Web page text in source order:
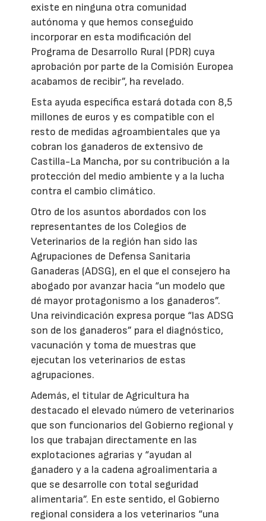
existe en ninguna otra comunidad
autónoma y que hemos conseguido
incorporar en esta modificación del
Programa de Desarrollo Rural (PDR) cuya
aprobación por parte de la Comisión Europea
acabamos de recibir”, ha revelado.
Esta ayuda específica estará dotada con 8,5
millones de euros y es compatible con el
resto de medidas agroambientales que ya
cobran los ganaderos de extensivo de
Castilla-La Mancha, por su contribución a la
protección del medio ambiente y a la lucha
contra el cambio climático.
Otro de los asuntos abordados con los
representantes de los Colegios de
Veterinarios de la región han sido las
Agrupaciones de Defensa Sanitaria
Ganaderas (ADSG), en el que el consejero ha
abogado por avanzar hacia “un modelo que
dé mayor protagonismo a los ganaderos”.
Una reivindicación expresa porque “las ADSG
son de los ganaderos” para el diagnóstico,
vacunación y toma de muestras que
ejecutan los veterinarios de estas
agrupaciones.
Además, el titular de Agricultura ha
destacado el elevado número de veterinarios
que son funcionarios del Gobierno regional y
los que trabajan directamente en las
explotaciones agrarias y “ayudan al
ganadero y a la cadena agroalimentaria a
que se desarrolle con total seguridad
alimentaria”. En este sentido, el Gobierno
regional considera a los veterinarios “una